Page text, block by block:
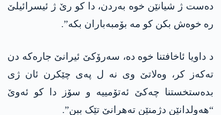
دەست ژ شیانێن خوە بەردن، دا کو رێ ژ ئیسرائیلێ
رە خوەش بکن کو مە بۆمبەباران بکە”.
د داویا ئاخافتنا خوە دە، سەرۆکێ ئیرانێ جارەکە دن
تەکەز کر، وەلاتێ وی نە ل پەی چێکرن ئان ژی
بدەستخستنا چەکێ ئه‌تۆمییە و سۆز دا کو ئەوێ
“هەولدانێن دژمنێن تەهرانێ تێک ببن”.